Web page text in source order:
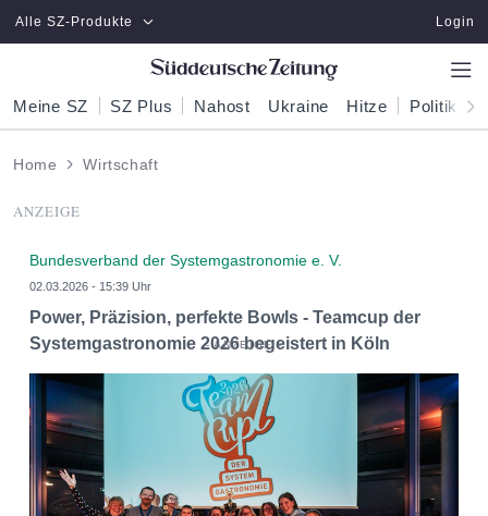
Zum Hauptinhalt springen
Alle SZ-Produkte Login
Meine SZ SZ Plus Nahost Ukraine Hitze Politik
Home Wirtschaft
ANZEIGE
Bundesverband der Systemgastronomie e. V.
02.03.2026 - 15:39 Uhr
Power, Präzision, perfekte Bowls - Teamcup der
Systemgastronomie 2026 begeistert in Köln